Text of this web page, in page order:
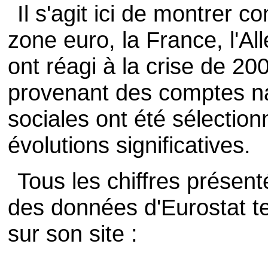
Il s'agit ici de montrer
zone euro, la France,
ont réagi à la crise de
provenant des comptes
sociales ont été
évolutions significatives.
Tous les chiffres
des données d'Eurostat
sur son site :